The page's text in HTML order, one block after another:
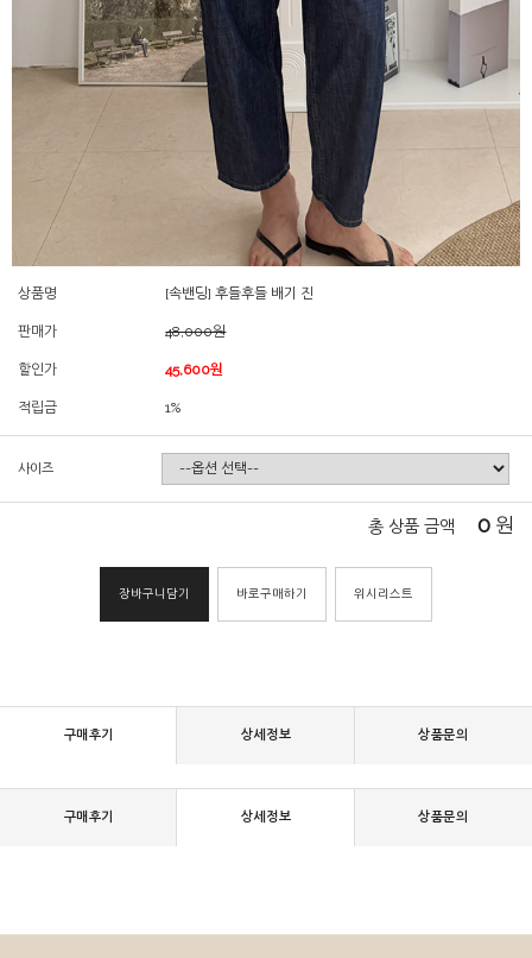
상품명 [속밴딩] 후들후들 배기 진
판매가 48,000원
할인가 45,600원
적립금 1%
사이즈
총 상품 금액 0 원
장바구니담기 바로구매하기 위시리스트
구매후기 상세정보 상품문의
구매후기 상세정보 상품문의